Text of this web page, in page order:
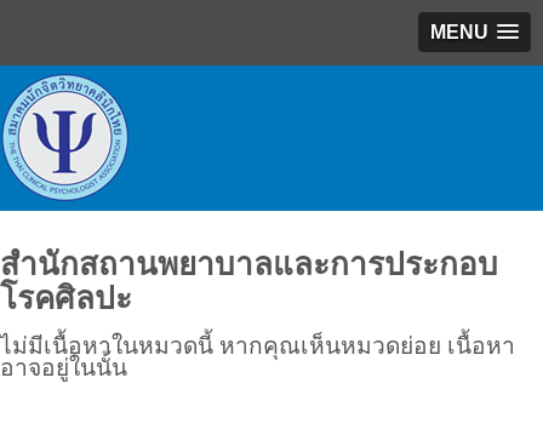
MENU
สำนักสถานพยาบาลและการประกอบ
โรคศิลปะ
ไม่มีเนื้อหาในหมวดนี้ หากคุณเห็นหมวดย่อย เนื้อหา
อาจอยู่ในนั้น